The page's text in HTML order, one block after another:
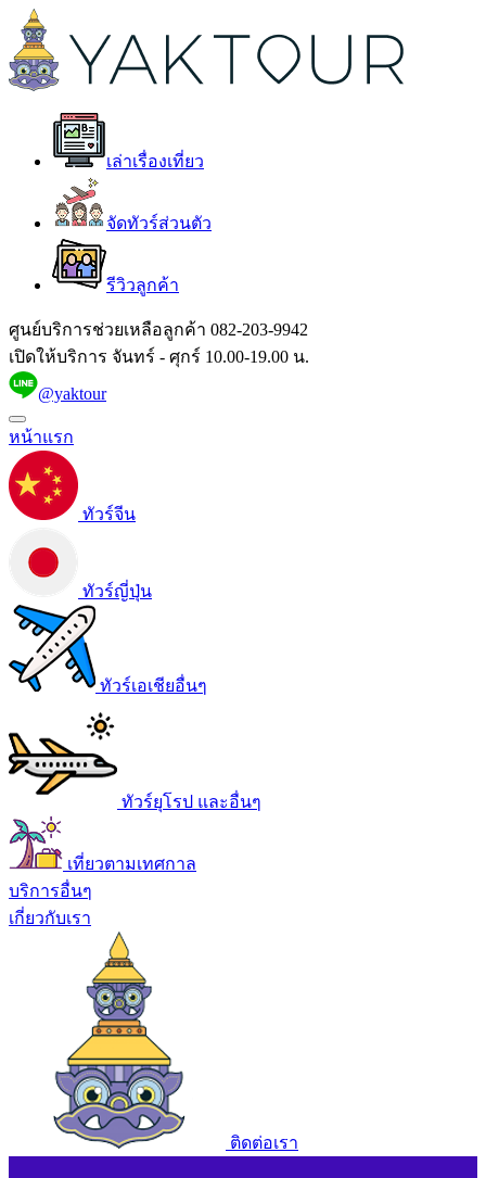
เล่าเรื่องเที่ยว
จัดทัวร์ส่วนตัว
รีวิวลูกค้า
ศูนย์บริการช่วยเหลือลูกค้า 082-203-9942
เปิดให้บริการ จันทร์ - ศุกร์ 10.00-19.00 น.
@yaktour
หน้าแรก
ทัวร์จีน
ทัวร์ญี่ปุ่น
ทัวร์เอเชียอื่นๆ
ทัวร์ยุโรป และอื่นๆ
เที่ยวตามเทศกาล
บริการอื่นๆ
เกี่ยวกับเรา
ติดต่อเรา